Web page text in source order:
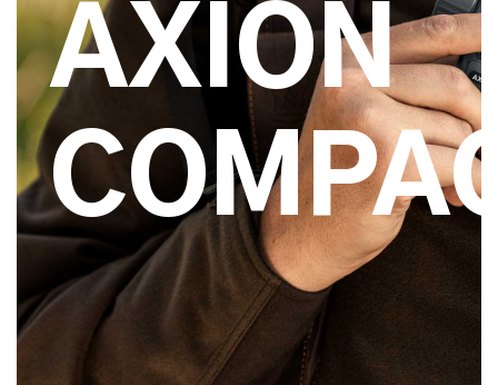
AXION